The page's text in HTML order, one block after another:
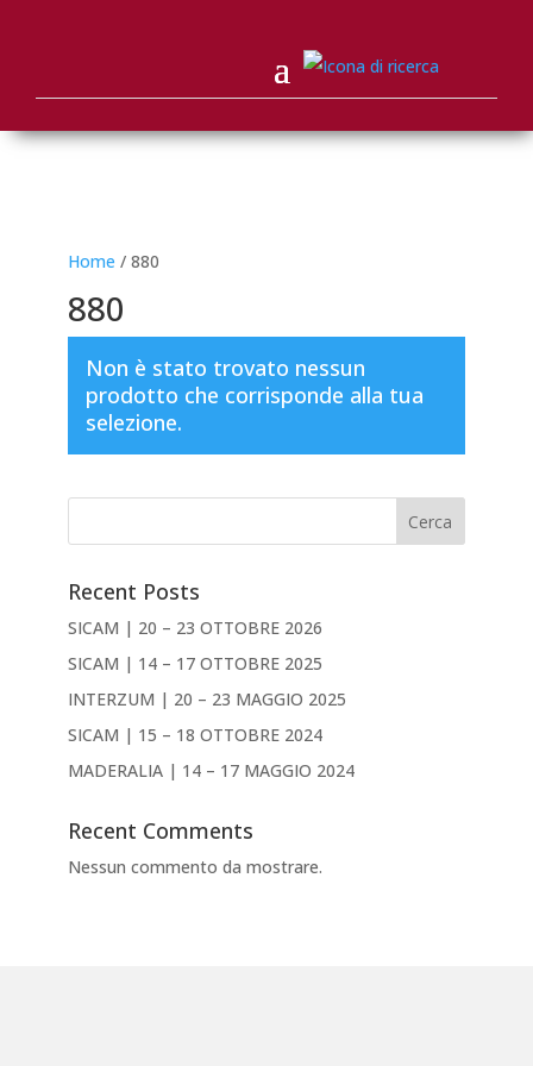
Home / 880
880
Non è stato trovato nessun
prodotto che corrisponde alla tua
selezione.
Cerca
Recent Posts
SICAM | 20 – 23 OTTOBRE 2026
SICAM | 14 – 17 OTTOBRE 2025
INTERZUM | 20 – 23 MAGGIO 2025
SICAM | 15 – 18 OTTOBRE 2024
MADERALIA | 14 – 17 MAGGIO 2024
Recent Comments
Nessun commento da mostrare.